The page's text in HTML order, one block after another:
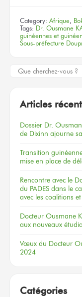
Category: Afrique,
Tags: Dr. Ousmane
guinéennes et
Sous-préfecture
Articles
Dossier Dr.
de Dixinn ajourne
Transition
mise en place de
Rencontre avec le
du PADES dans le
avec les coalitions
Docteur Ousmane
aux nouveaux
Vœux du Docteur
2024
Catégories